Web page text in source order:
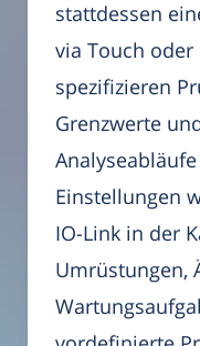
stattdessen
via Touch
spezifizieren
Grenzwerte
Einstellungen
IO-Link in der
Umrüstungen,